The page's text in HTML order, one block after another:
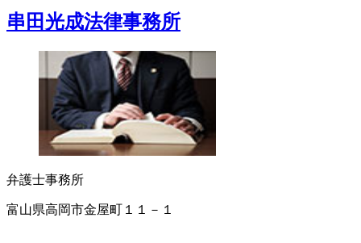
串田光成法律事務所
弁護士事務所
富山県高岡市金屋町１１－１